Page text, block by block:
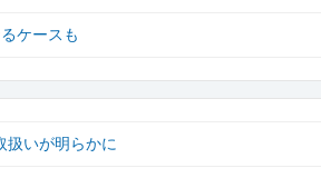
ケースも
いが明らかに